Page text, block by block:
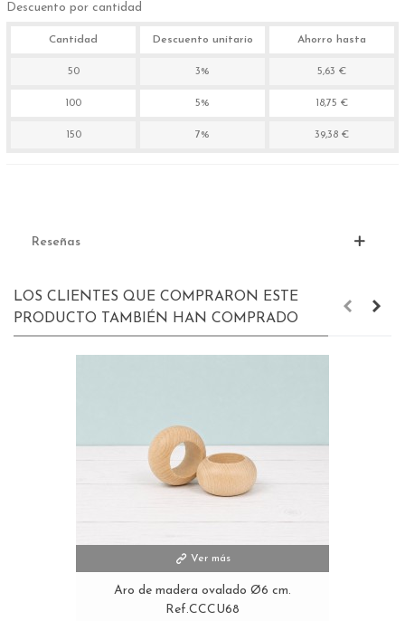
Descuento por cantidad
Cantidad Descuento unitario Ahorro hasta
50 3% 5,63 €
100 5% 18,75 €
150 7% 39,38 €
Reseñas
LOS CLIENTES QUE COMPRARON ESTE
PRODUCTO TAMBIÉN HAN COMPRADO
Ver más
Aro de madera ovalado Ø6 cm.
Ref.CCCU68